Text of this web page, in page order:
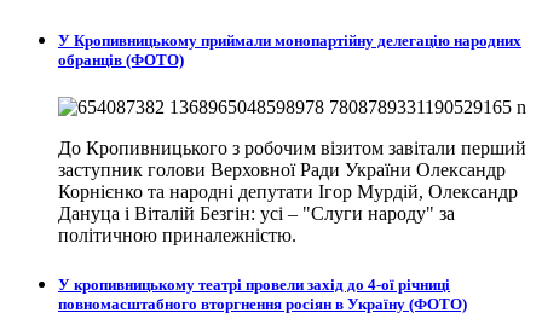
У Кропивницькому приймали монопартійну делегацію народних
обранців (ФОТО)
До Кропивницького з робочим візитом завітали перший
заступник голови Верховної Ради України Олександр
Корнієнко та народні депутати Ігор Мурдій, Олександр
Дануца і Віталій Безгін: усі – "Слуги народу" за
політичною приналежністю.
У кропивницькому театрі провели захід до 4-ої річниці
повномасштабного вторгнення росіян в Україну (ФОТО)